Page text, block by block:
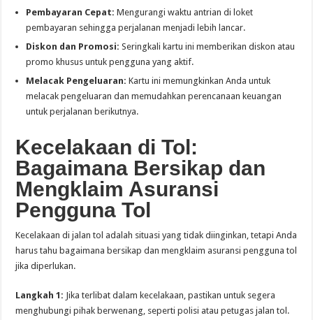
Pembayaran Cepat: Mengurangi waktu antrian di loket
pembayaran sehingga perjalanan menjadi lebih lancar.
Diskon dan Promosi: Seringkali kartu ini memberikan diskon atau
promo khusus untuk pengguna yang aktif.
Melacak Pengeluaran: Kartu ini memungkinkan Anda untuk
melacak pengeluaran dan memudahkan perencanaan keuangan
untuk perjalanan berikutnya.
Kecelakaan di Tol:
Bagaimana Bersikap dan
Mengklaim Asuransi
Pengguna Tol
Kecelakaan di jalan tol adalah situasi yang tidak diinginkan, tetapi Anda
harus tahu bagaimana bersikap dan mengklaim asuransi pengguna tol
jika diperlukan.
Langkah 1: Jika terlibat dalam kecelakaan, pastikan untuk segera
menghubungi pihak berwenang, seperti polisi atau petugas jalan tol.